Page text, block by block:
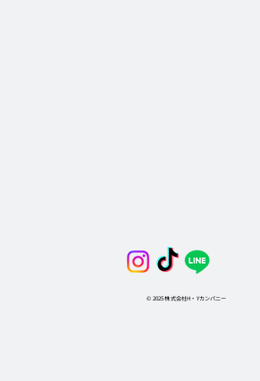
© 2025 株式会社H・Yカンパニー